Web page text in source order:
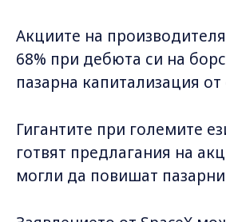
Акциите на
68% при дебюта си на
пазарна капитализация
Гигантите при големите
готвят предлагания на
могли да повишат